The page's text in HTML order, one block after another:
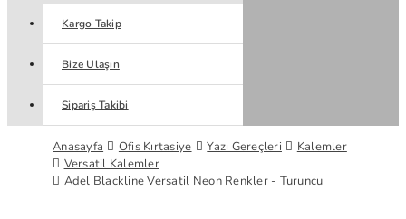
Kargo Takip
Bize Ulaşın
Sipariş Takibi
Anasayfa Ofis Kırtasiye Yazı Gereçleri
Kalemler
Versatil Kalemler
Adel Blackline Versatil Neon Renkler - Turuncu